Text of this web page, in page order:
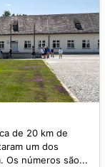
de 20 km de
um dos
Os números são...